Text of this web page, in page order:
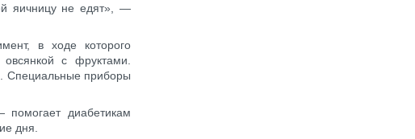
яичницу не едят», —
в ходе которого
с фруктами.
Специальные приборы
диабетикам
дня.